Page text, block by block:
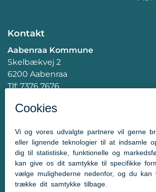
Kontakt
Aabenraa Kommune
Skelbækvej 2
6200 Aabenraa
Tlf: 7376 7676
CVR.nr.: 29189854
Genveje
Kontakt kommunen
Presserum
Tilgængelighedserklæring